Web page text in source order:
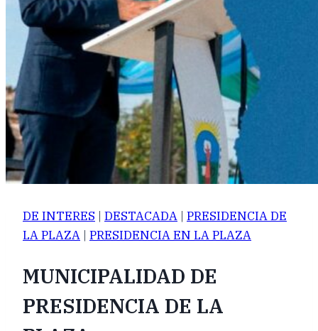
DE INTERES | DESTACADA | PRESIDENCIA DE
LA PLAZA | PRESIDENCIA EN LA PLAZA
MUNICIPALIDAD DE
PRESIDENCIA DE LA